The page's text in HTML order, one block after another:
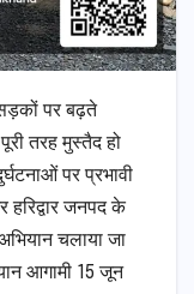
पर बढ़ते
तरह मुस्तैद हो
पर प्रभावी
हरिद्वार जनपद के
चलाया जा
आगामी 15 जून